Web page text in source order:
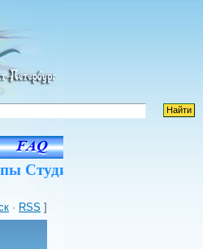
Студии в оригинальном
· RSS ]